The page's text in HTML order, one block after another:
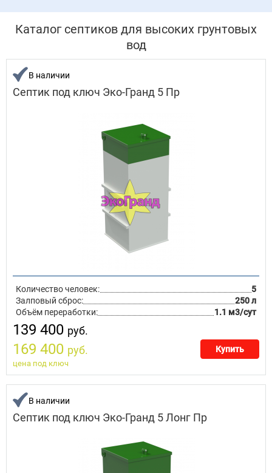
Каталог септиков для высоких грунтовых
вод
В наличии
Септик под ключ Эко-Гранд 5 Пр
Количество человек:
5
Залповый сброс:
250 л
Объём переработки:
1.1 м3/сут
139 400 руб.
169 400 руб. Купить
цена под ключ
В наличии
Септик под ключ Эко-Гранд 5 Лонг Пр